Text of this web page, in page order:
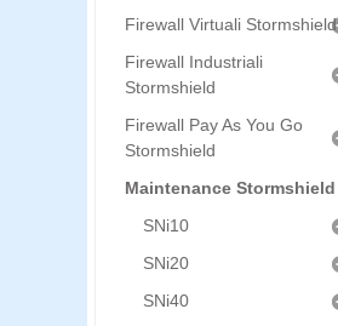
Firewall Virtuali Stormshield
Firewall Industriali
Stormshield
Firewall Pay As You Go
Stormshield
Maintenance Stormshield
SNi10
SNi20
SNi40